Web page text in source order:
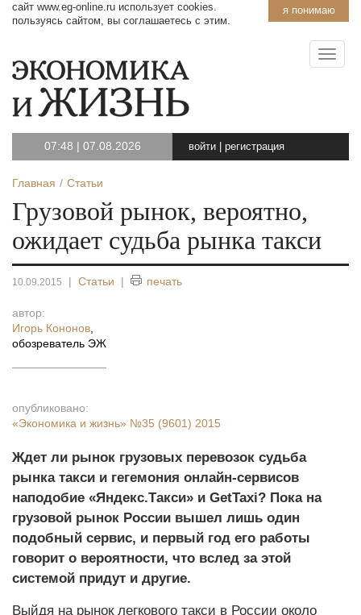
я понимаю
сайт www.eg-online.ru использует cookies.
пользуясь сайтом, вы соглашаетесь с этим.
07:48 | 07.08.2026 войти регистрация
Главная Статьи
Грузовой рынок, вероятно,
ожидает судьба рынка такси
10.09.2015 | Статьи | печать
автор:
Игорь Кононов
обозреватель ЭЖ
опубликовано:
«Экономика и жизнь» №35 (9601) 2015
Ждет ли рынок грузовых перевозок судьба
рынка такси и гегемония онлайн-сервисов
наподобие «Яндекс.Такси» и GetTaxi? Пока на
грузовой рынок России вышел лишь один
подобный сервис, и первый год его работы
говорит о вероятности, что вслед за этой
системой придут и другие.
Выйдя на рынок легкового такси в России около